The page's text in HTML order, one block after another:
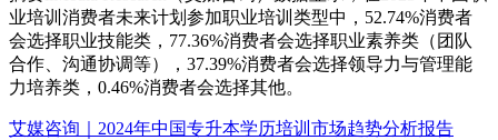
业培训消费者未来计划参加职业培训类型中，52.74%消费者
会选择职业技能类，77.36%消费者会选择职业素养类（团队
合作、沟通协调等），37.39%消费者会选择领导力与管理能
力培养类，0.46%消费者会选择其他。
艾媒咨询｜2024年中国专升本学历培训市场趋势分析报告